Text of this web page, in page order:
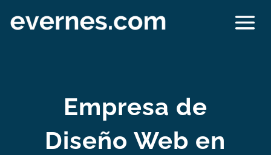
Empresa de
Diseño Web en